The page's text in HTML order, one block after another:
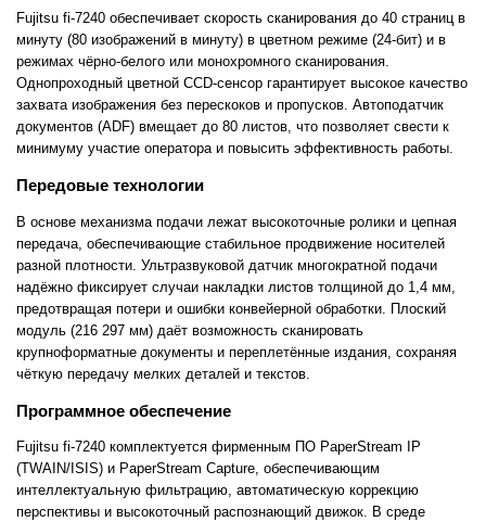
Fujitsu fi-7240 обеспечивает скорость сканирования до 40 страниц в
минуту (80 изображений в минуту) в цветном режиме (24-бит) и в
режимах чёрно-белого или монохромного сканирования.
Однопроходный цветной CCD-сенсор гарантирует высокое качество
захвата изображения без перескоков и пропусков. Автоподатчик
документов (ADF) вмещает до 80 листов, что позволяет свести к
минимуму участие оператора и повысить эффективность работы.
Передовые технологии
В основе механизма подачи лежат высокоточные ролики и цепная
передача, обеспечивающие стабильное продвижение носителей
разной плотности. Ультразвуковой датчик многократной подачи
надёжно фиксирует случаи накладки листов толщиной до 1,4 мм,
предотвращая потери и ошибки конвейерной обработки. Плоский
модуль (216 297 мм) даёт возможность сканировать
крупноформатные документы и переплетённые издания, сохраняя
чёткую передачу мелких деталей и текстов.
Программное обеспечение
Fujitsu fi-7240 комплектуется фирменным ПО PaperStream IP
(TWAIN/ISIS) и PaperStream Capture, обеспечивающим
интеллектуальную фильтрацию, автоматическую коррекцию
перспективы и высокоточный распознающий движок. В среде